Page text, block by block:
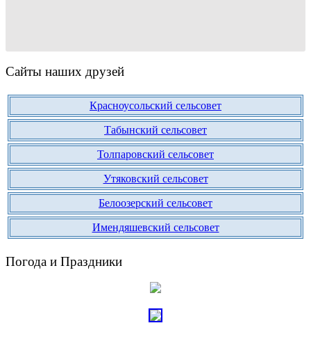
Сайты наших друзей
Красноусольский сельсовет
Табынский сельсовет
Толпаровский сельсовет
Утяковский сельсовет
Белоозерский сельсовет
Имендяшевский сельсовет
Погода и Праздники